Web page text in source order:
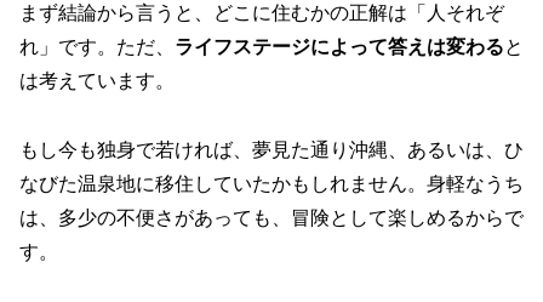
まず結論から言うと、どこに住むかの正解は「人それぞ
れ」です。ただ、 ライフステージによって答えは変わると
は考えています。
もし今も独身で若ければ、夢見た通り沖縄、あるいは、ひ
なびた温泉地に移住していたかもしれません。身軽なうち
は、多少の不便さがあっても、冒険として楽しめるからで
す。